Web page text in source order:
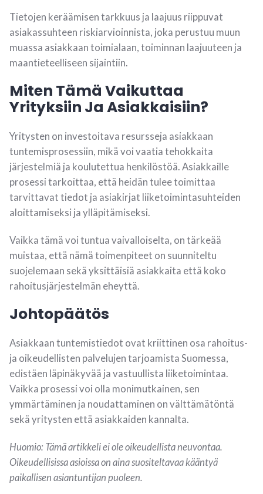
Tietojen keräämisen tarkkuus ja laajuus riippuvat
asiakassuhteen riskiarvioinnista, joka perustuu muun
muassa asiakkaan toimialaan, toiminnan laajuuteen ja
maantieteelliseen sijaintiin.
Miten Tämä Vaikuttaa
Yrityksiin Ja Asiakkaisiin?
Yritysten on investoitava resursseja asiakkaan
tuntemisprosessiin, mikä voi vaatia tehokkaita
järjestelmiä ja koulutettua henkilöstöä. Asiakkaille
prosessi tarkoittaa, että heidän tulee toimittaa
tarvittavat tiedot ja asiakirjat liiketoimintasuhteiden
aloittamiseksi ja ylläpitämiseksi.
Vaikka tämä voi tuntua vaivalloiselta, on tärkeää
muistaa, että nämä toimenpiteet on suunniteltu
suojelemaan sekä yksittäisiä asiakkaita että koko
rahoitusjärjestelmän eheyttä.
Johtopäätös
Asiakkaan tuntemistiedot ovat kriittinen osa rahoitus-
ja oikeudellisten palvelujen tarjoamista Suomessa,
edistäen läpinäkyvää ja vastuullista liiketoimintaa.
Vaikka prosessi voi olla monimutkainen, sen
ymmärtäminen ja noudattaminen on välttämätöntä
sekä yritysten että asiakkaiden kannalta.
Huomio: Tämä artikkeli ei ole oikeudellista neuvontaa.
Oikeudellisissa asioissa on aina suositeltavaa kääntyä
paikallisen asiantuntijan puoleen.